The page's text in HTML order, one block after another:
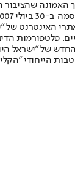
שהציבור
פלטפורמות
החדש של
הייחודי